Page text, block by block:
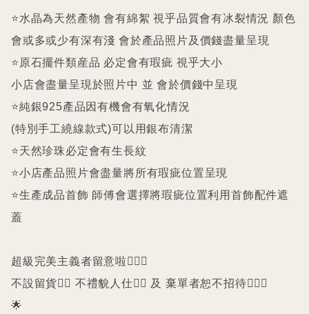
⭐️水晶為天然產物 會有綿絮 視乎品質會有冰裂情況 顏色
會或多或少有深有淺 會於產品照片及價錢盡量呈現
⭐️原石擺件類産品 必定會有瑕疵 視乎大小
小店會盡量呈現於照片中 並 會於價錢中呈現
⭐️純銀925產品因有機會有氧化情況
(特別手工繞線款式)可以用銀布清潔
⭐️天然珍珠必定會有生長紋
⭐️小店產品照片會盡量將所有瑕疵位置呈現
⭐️生產成品首飾 師傅會選擇將瑕疵位置利用首飾配件遮
蓋
超級完美主義者留意啦🙇🏻‍♀️
不設留貨🙅‍♀️ 不禮貌人仕🙅‍♀️ 及 棄單者恕不招待🙇🏻‍♀️
🌟